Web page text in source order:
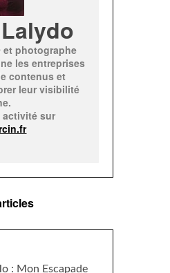
et photographe
les entreprises
contenus et
leur visibilité
activité sur
: Mon Escapade